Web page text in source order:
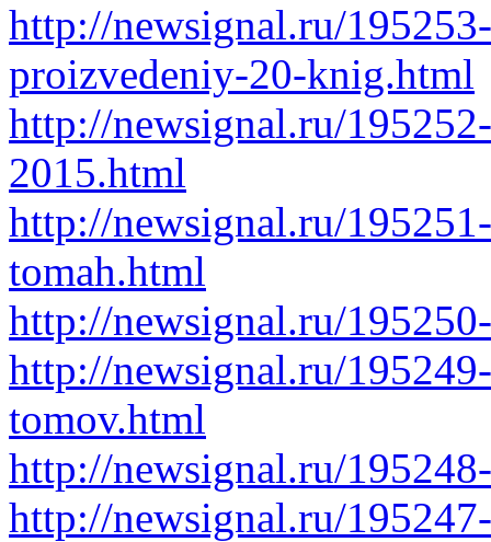
http://newsignal.ru/
proizvedeniy-20-knig.html
http://newsignal.ru/
2015.html
http://newsignal.ru/
tomah.html
http://newsignal.ru/
http://newsignal.ru/
tomov.html
http://newsignal.ru/
http://newsignal.ru/